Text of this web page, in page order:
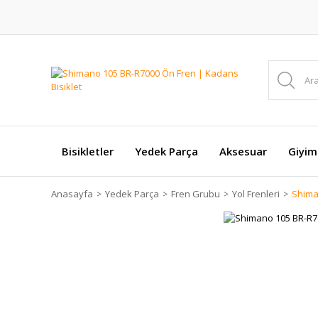
Bisikletler Yedek Parça Aksesuar Giyim
Anasayfa Yedek Parça Fren Grubu Yol Frenleri